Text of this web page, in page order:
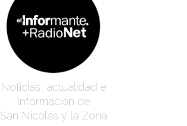
Noticias, actualidad e
Información de
San Nicolás y la Zona